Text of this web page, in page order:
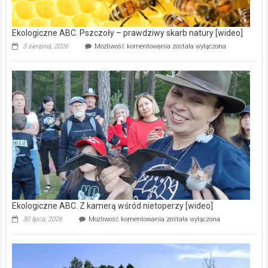
[wideo]
Ekologiczne ABC. Pszczoły – prawdziwy skarb natury [wideo]
3 sierpnia, 2026 Możliwość komentowania Ekologiczne
–
prawdziwy
skarb
natury
[wideo]
została wyłączona
Ekologiczne ABC. Z kamerą wśród nietoperzy [wideo]
30 lipca, 2026 Możliwość komentowania Ekologiczne
kamerą
wśród
została wyłączona